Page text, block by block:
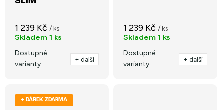
1 239 Kč / ks
Skladem 1 ks
Dostupné
varianty
+ další
1 239 Kč / ks
Skladem 1 ks
Dostupné
varianty
+ další
+ DÁREK ZDARMA